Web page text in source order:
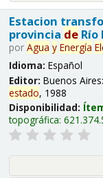
Estacion
provincia deRío
por Agua y Energía
Idioma: Español
Editor: Buenos Aires:
estado, 1988
Disponibilidad:
topográfica: